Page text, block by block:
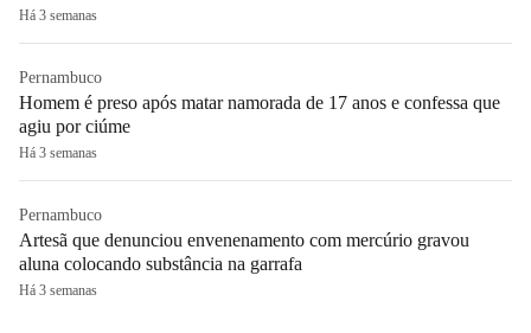
Há 3 semanas
Pernambuco
Homem é preso após matar namorada de 17 anos e confessa que
agiu por ciúme
Há 3 semanas
Pernambuco
Artesã que denunciou envenenamento com mercúrio gravou
aluna colocando substância na garrafa
Há 3 semanas